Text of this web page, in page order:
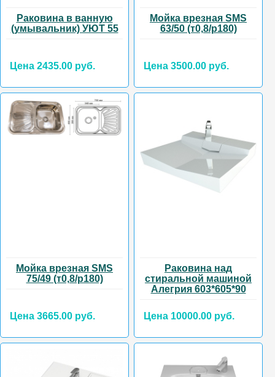
Раковина в ванную
(умывальник) УЮТ 55
Цена 2435.00 руб.
Мойка врезная SMS
63/50 (т0,8/р180)
Цена 3500.00 руб.
Мойка врезная SMS
75/49 (т0,8/р180)
Цена 3665.00 руб.
Раковина над
стиральной машиной
Алегрия 603*605*90
Цена 10000.00 руб.